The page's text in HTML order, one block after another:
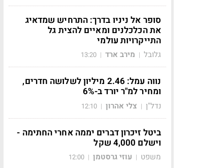
סופר אל ניניו בדרך: התרחיש שמדאיג
את הכלכלנים ומאיים להצית גל
התייקרויות עולמי
גלובל | מירב ארד |
13:20
נווה עמל: 2.46 מיליון לשלושה חדרים,
ומחיר למ"ר יורד ב-6%
נדל"ן | צלי אהרון |
12:10
ביטל זיכרון דברים יממה אחרי החתימה -
וישלם 4,000 שקל
משפט | עוזי גרסטמן |
12:00